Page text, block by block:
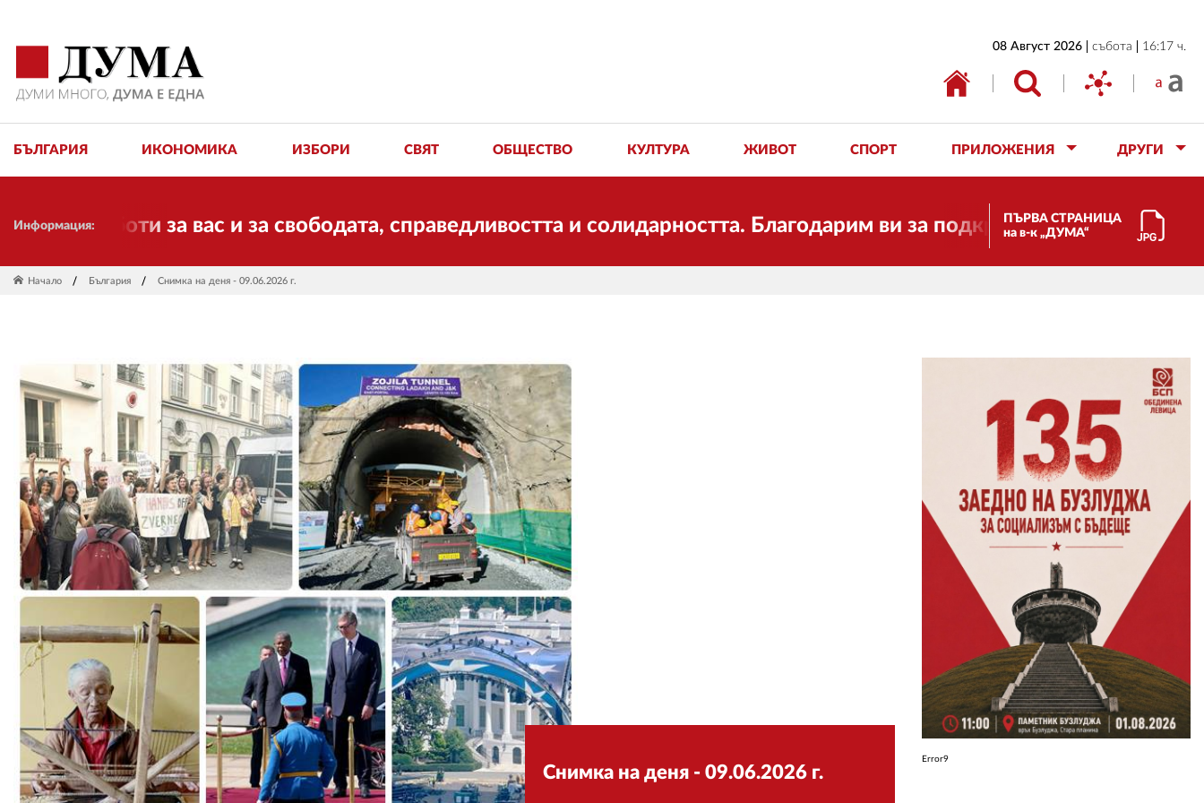
08 Август 2026 събота 16:17 ч.
БЪЛГАРИЯ ИКОНОМИКА ИЗБОРИ СВЯТ ОБЩЕСТВО КУЛТУРА ЖИВОТ СПОРТ ПРИЛОЖЕНИЯ ДРУГИ
Информация:
за вас и за свободата, справедливостта и солидарността. Благодарим ви за подкрепата! Скъпи приятели!
ПЪРВА СТРАНИЦА
на в-к „ДУМА“
Начало България Снимка на деня - 09.06.2026 г.
Снимка на деня - 09.06.2026 г.
Error9
ИКОНОМИКА
ОБЩЕСТВО
АВТОРИ
РЕДАКЦИЯ
РЕКЛАМА
АБОНАМЕНТ
УСЛОВИЯ ЗА ПОЛЗВАНЕ
ПОЛИТИКА ЗА БИСКВИТКИТЕ
ПОЛИТИКАТА ЗА